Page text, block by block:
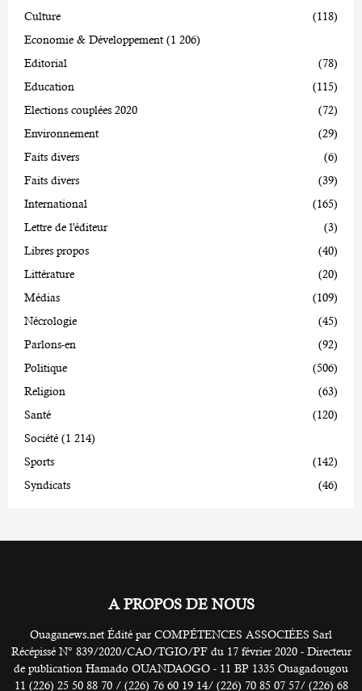
Culture
(118)
Economie & Développement (1 206)
Editorial
(78)
Education
(115)
Elections couplées 2020
(72)
Environnement
(29)
Faits divers
(6)
Faits divers
(39)
International
(165)
Lettre de l'éditeur
(3)
Libres propos
(40)
Littérature
(20)
Médias
(109)
Nécrologie
(45)
Parlons-en
(92)
Politique
(506)
Religion
(63)
Santé
(120)
Société (1 214)
Sports
(142)
Syndicats
(46)
A PROPOS DE NOUS
Ouaganews.net Édité par COMPÉTENCES ASSOCIÉES Sarl
Récépissé N° 839/2020/CAO/TGIO/PF du 17 février 2020 - Directeur
de publication Hamado OUANDAOGO - 11 BP 1335 Ouagadougou
11 (226) 25 50 88 70 / (226) 76 60 19 14/ (226) 70 85 07 57/ (226) 68